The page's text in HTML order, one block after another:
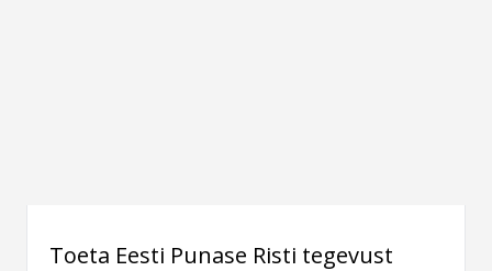
Toeta Eesti Punase Risti tegevust